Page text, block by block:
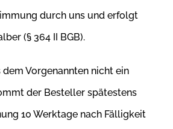
durch uns und erfolgt
(§ 364 II BGB).
dem Vorgenannten nicht ein
der Besteller spätestens
10 Werktage nach Fälligkeit